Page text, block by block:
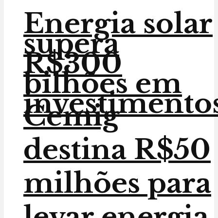
Energia solar
supera
R$300
bilhões em
Cemig
destina R$50
milhões para